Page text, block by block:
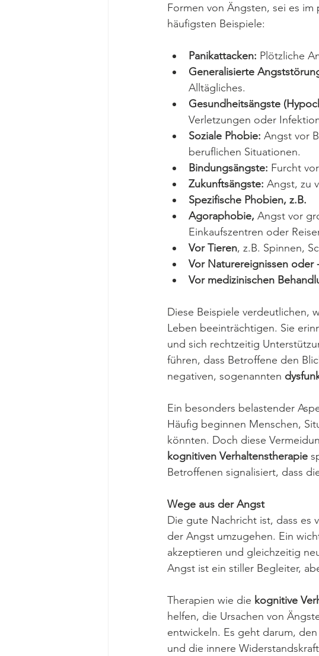
Formen von Ängsten, sei es
häufigsten Beispiele:
Panikattacken: Plötzliche
Generalisierte
Alltägliches.
Gesundheitsängste
Verletzungen oder
Soziale Phobie: Angst vor
beruflichen Situationen.
Bindungsängste: Furcht
Zukunftsängste: Angst, zu
Spezifische Phobien, z.B.
Agoraphobie, Angst vor
Einkaufszentren oder
Vor Tieren, z.B. Spinnen,
Vor Naturereignissen oder
Vor medizinischen
Diese Beispiele verdeutlichen,
Leben beeinträchtigen. Sie
und sich rechtzeitig
führen, dass Betroffene den
negativen, sogenannten
Ein besonders belastender
Häufig beginnen Menschen,
könnten. Doch diese
kognitiven Verhaltenstherapie
Betroffenen signalisiert, dass
Wege aus der Angst
Die gute Nachricht ist, dass
der Angst umzugehen. Ein
akzeptieren und gleichzeitig
Angst ist ein stiller Begleiter,
Therapien wie die kognitive
helfen, die Ursachen von
entwickeln. Es geht darum,
und die innere